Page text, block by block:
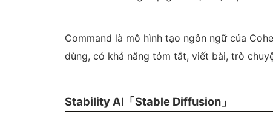
Command là mô hình tạo ngôn ngữ của
dùng, có khả năng tóm tắt, viết bài, trò
Stability AI「Stable Diffusion」